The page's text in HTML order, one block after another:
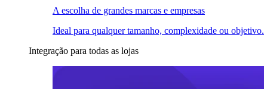
A escolha de grandes marcas e empresas
Ideal para qualquer tamanho, complexidade ou objetivo.
Integração para todas as lojas